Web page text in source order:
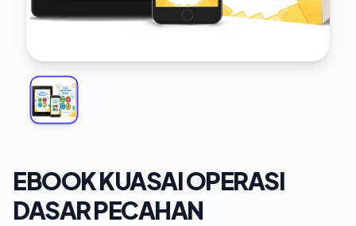
EBOOK KUASAI OPERASI
DASAR PECAHAN